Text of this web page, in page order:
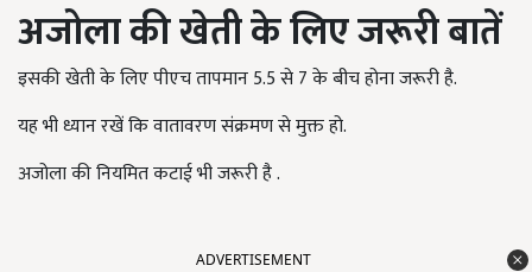
अजोला की खेती के लिए जरूरी बातें
इसकी खेती के लिए पीएच तापमान 5.5 से 7 के बीच होना जरूरी है.
यह भी ध्यान रखें कि वातावरण संक्रमण से मुक्त हो.
अजोला की नियमित कटाई भी जरूरी है .
ADVERTISEMENT